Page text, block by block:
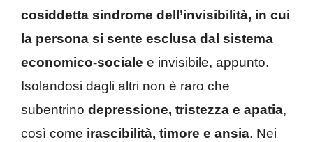
cosiddetta sindrome dell’invisibilità, in cui
la persona si sente esclusa dal sistema
economico-sociale e invisibile, appunto.
Isolandosi dagli altri non è raro che
subentrino depressione, tristezza e apatia,
così come irascibilità, timore e ansia. Nei